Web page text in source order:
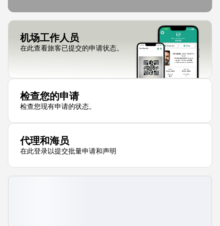
机场工作人员
在此查看旅客已提交的申请状态。
检查您的申请
检查您现有申请的状态。
代理和海员
在此登录以提交批量申请和声明